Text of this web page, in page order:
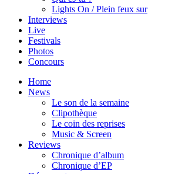
Lights On / Plein feux sur
Interviews
Live
Festivals
Photos
Concours
Home
News
Le son de la semaine
Clipothèque
Le coin des reprises
Music & Screen
Reviews
Chronique d’album
Chronique d’EP